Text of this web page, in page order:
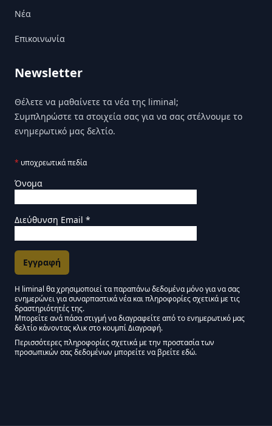
Nέα
Επικοινωνία
Newsletter
Θέλετε να μαθαίνετε τα νέα της liminal;
Συμπληρώστε τα στοιχεία σας για να σας στέλνουμε το
ενημερωτικό μας δελτίο.
* υποχρεωτικά πεδία
Όνομα
Διεύθυνση Email *
Εγκρίσεις Μάρκετινγκ
Η liminal θα χρησιμοποιεί τα παραπάνω δεδομένα μόνο για να σας
ενημερώνει για συναρπαστικά νέα και πληροφορίες σχετικά με τις
δραστηριότητές της.
Μείνετε συντονισμένοι - Ενημερωτικό δελτίο
Μπορείτε ανά πάσα στιγμή να διαγραφείτε από το ενημερωτικό μας
δελτίο κάνοντας κλικ στο κουμπί Διαγραφή.
Περισσότερες πληροφορίες σχετικά με την προστασία των
προσωπικών σας δεδομένων μπορείτε να βρείτε εδώ.